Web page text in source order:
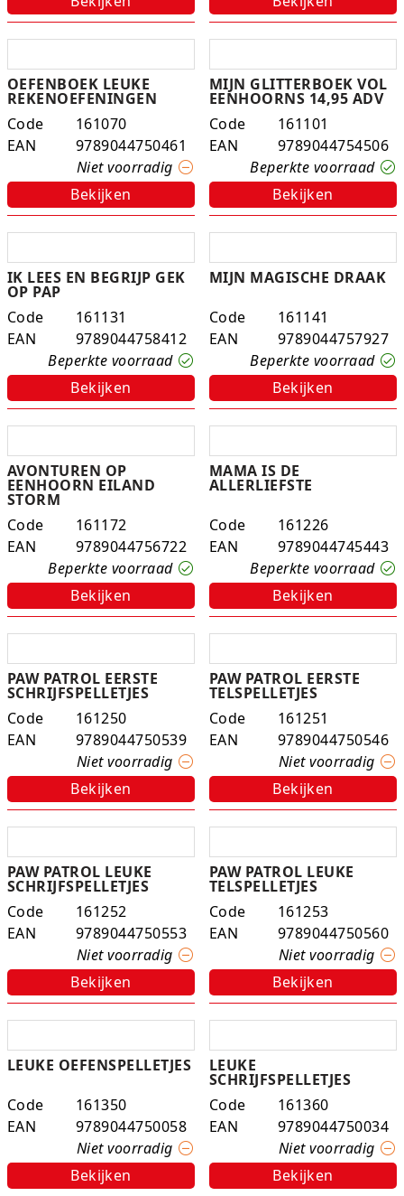
OEFENBOEK LEUKE
REKENOEFENINGEN
Code
161070
EAN
9789044750461
Niet voorradig
Bekijken
MIJN GLITTERBOEK VOL
EENHOORNS 14,95 ADV
Code
161101
EAN
9789044754506
Beperkte voorraad
Bekijken
IK LEES EN BEGRIJP GEK
OP PAP
Code
161131
EAN
9789044758412
Beperkte voorraad
Bekijken
MIJN MAGISCHE DRAAK
Code
161141
EAN
9789044757927
Beperkte voorraad
Bekijken
AVONTUREN OP
EENHOORN EILAND
STORM
Code
161172
EAN
9789044756722
Beperkte voorraad
Bekijken
MAMA IS DE
ALLERLIEFSTE
Code
161226
EAN
9789044745443
Beperkte voorraad
Bekijken
PAW PATROL EERSTE
SCHRIJFSPELLETJES
Code
161250
EAN
9789044750539
Niet voorradig
Bekijken
PAW PATROL EERSTE
TELSPELLETJES
Code
161251
EAN
9789044750546
Niet voorradig
Bekijken
PAW PATROL LEUKE
SCHRIJFSPELLETJES
Code
161252
EAN
9789044750553
Niet voorradig
Bekijken
PAW PATROL LEUKE
TELSPELLETJES
Code
161253
EAN
9789044750560
Niet voorradig
Bekijken
LEUKE OEFENSPELLETJES
Code
161350
EAN
9789044750058
Niet voorradig
Bekijken
LEUKE
SCHRIJFSPELLETJES
Code
161360
EAN
9789044750034
Niet voorradig
Bekijken
Rugtassen
Slime & Putty
Slow rise
SO Kawaii
Speelfiguren en sets
Spidey
Stitch
Studio Circus
Unicorns
Winkel, keuken en huis
Woezel en Pip
Zomer- en buitenspeelgoed